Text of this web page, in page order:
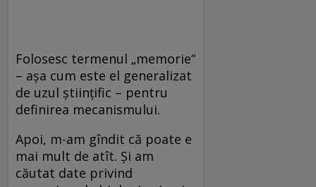
Folosesc termenul „memorie“
– aşa cum este el generalizat
de uzul ştiinţific – pentru
definirea mecanismului.
Apoi, m-am gîndit că poate e
mai mult de atît. Şi am
căutat date privind